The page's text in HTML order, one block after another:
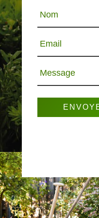
JARDINIER 65
Nom
Email
Message